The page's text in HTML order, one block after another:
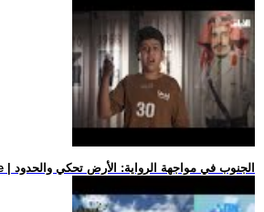
.. لبنان Online | الجنوب في مواجهة الرواية: الأرض تحكي والحدود